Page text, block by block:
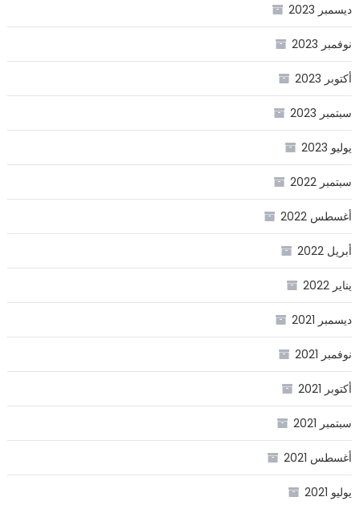
ديسمبر 2023
نوفمبر 2023
أكتوبر 2023
سبتمبر 2023
يوليو 2023
سبتمبر 2022
أغسطس 2022
أبريل 2022
يناير 2022
ديسمبر 2021
نوفمبر 2021
أكتوبر 2021
سبتمبر 2021
أغسطس 2021
يوليو 2021